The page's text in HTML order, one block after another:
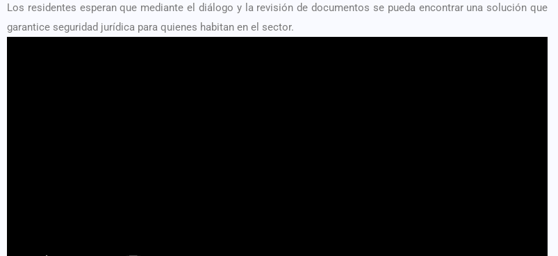
Los residentes esperan que mediante el diálogo y la revisión de documentos se pueda encontrar una solución que
garantice seguridad jurídica para quienes habitan en el sector.